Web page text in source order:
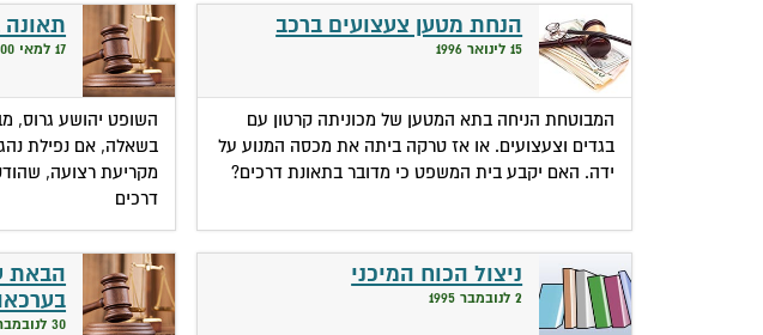
הנחת מטען צעצועים ברכב
15 לינואר 1996
המבוטחת הניחה בתא המטען של מכוניתה קרטון עם
בגדים וצעצועים. או אז טרקה ביתה את מכסה המנוע על
ידה. האם יקבע בית המשפט כי מדובר בתאונת דרכים?
17 למאי 2000
השופט יהושע גרוס,
בשאלה, אם נפילת
מקריעת רצועה,
דרכים
ניצול הכוח המיכני
2 לנובמבר 1995
הבאת
30 לנובמבר 2013